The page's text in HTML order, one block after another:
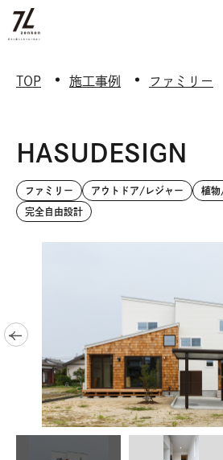
TOP 施工事例 ファミリー
HASUDESIGN
ファミリー アウトドア/レジャー 植物
完全自由設計